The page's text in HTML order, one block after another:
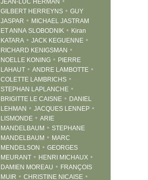
JEAN-LUC HERMAN
GILBERT HERREYNS • GUY
JASPAR • MICHAEL JASTRAM
ET ANNA SLOBODNIK • Kiran
KATARA • JACK KEGUENNE •
RICHARD KENIGSMAN •
NOELLE KONING • PIERRE
LAHAUT • ANDRE LAMBOTTE •
COLETTE LAMBRICHS •
STEPHAN LAPLANCHE •
BRIGITTE LE CAISNE • DANIEL
LEHMAN • JACQUES LENNEP •
LISMONDE • ARIE
MANDELBAUM • STEPHANE
MANDELBAUM • MARC
MENDELSON • GEORGES
MEURANT • HENRI MICHAUX •
DAMIEN MOREAU • FRANÇOIS
MUIR • CHRISTINE NICAISE •